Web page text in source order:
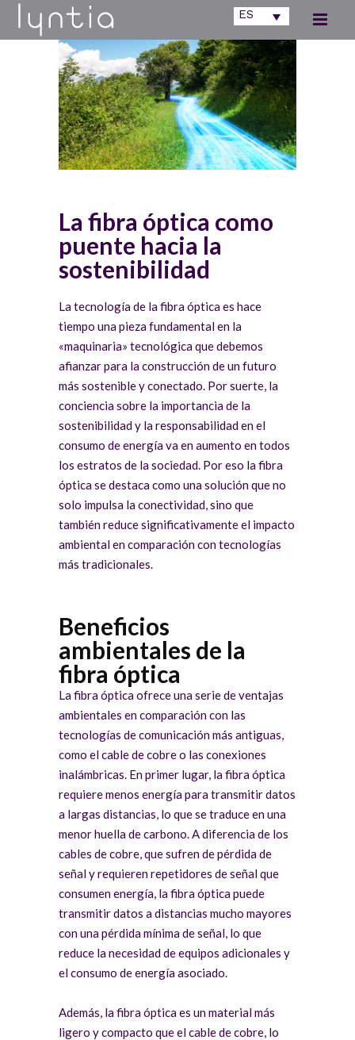
ES
La fibra óptica como
puente hacia la
sostenibilidad
La tecnología de la fibra óptica es hace
tiempo una pieza fundamental en la
«maquinaria» tecnológica que debemos
afianzar para la construcción de un futuro
más sostenible y conectado. Por suerte, la
conciencia sobre la importancia de la
sostenibilidad y la responsabilidad en el
consumo de energía va en aumento en todos
los estratos de la sociedad. Por eso la fibra
óptica se destaca como una solución que no
solo impulsa la conectividad, sino que
también reduce significativamente el impacto
ambiental en comparación con tecnologías
más tradicionales.
Beneficios
ambientales de la
fibra óptica
La fibra óptica ofrece una serie de ventajas
ambientales en comparación con las
tecnologías de comunicación más antiguas,
como el cable de cobre o las conexiones
inalámbricas. En primer lugar, la fibra óptica
requiere menos energía para transmitir datos
a largas distancias, lo que se traduce en una
menor huella de carbono. A diferencia de los
cables de cobre, que sufren de pérdida de
señal y requieren repetidores de señal que
consumen energía, la fibra óptica puede
transmitir datos a distancias mucho mayores
con una pérdida mínima de señal, lo que
reduce la necesidad de equipos adicionales y
el consumo de energía asociado.
Además, la fibra óptica es un material más
ligero y compacto que el cable de cobre, lo